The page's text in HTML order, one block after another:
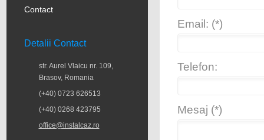
Contact
Detalii Contact
str. Aurel Vlaicu nr. 109,
Brasov, Romania
(+40) 0723 626513
(+40) 0268 423795
office@instalcaz.ro
Email: (*)
Telefon:
Mesaj (*)